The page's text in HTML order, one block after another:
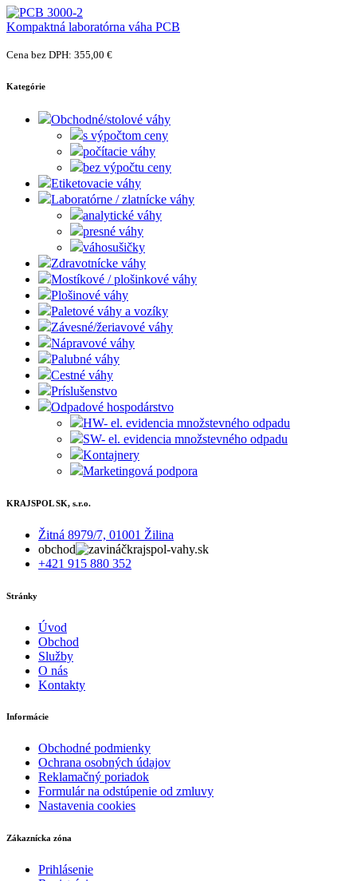
Kompaktná laboratórna váha PCB
Cena bez DPH: 355,00 €
Kategórie
Obchodné/stolové váhy
s výpočtom ceny
počítacie váhy
bez výpočtu ceny
Etiketovacie váhy
Laboratórne / zlatnícke váhy
analytické váhy
presné váhy
váhosušičky
Zdravotnícke váhy
Mostíkové / plošinkové váhy
Plošinové váhy
Paletové váhy a vozíky
Závesné/žeriavové váhy
Nápravové váhy
Palubné váhy
Cestné váhy
Príslušenstvo
Odpadové hospodárstvo
HW- el. evidencia množstevného odpadu
SW- el. evidencia množstevného odpadu
Kontajnery
Marketingová podpora
KRAJSPOL SK, s.r.o.
Žitná 8979/7, 01001 Žilina
obchod
krajspol-vahy.sk
+421 915 880 352
Stránky
Úvod
Obchod
Služby
O nás
Kontakty
Informácie
Obchodné podmienky
Ochrana osobných údajov
Reklamačný poriadok
Formulár na odstúpenie od zmluvy
Nastavenia cookies
Zákaznícka zóna
Prihlásenie